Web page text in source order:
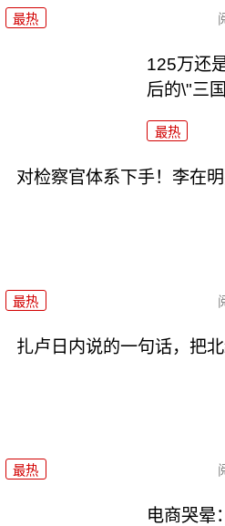
最热
125万还
后的\"三
最热
对检察官体系下手！李在
最热
扎卢日内说的一句话，把
最热
电商哭晕